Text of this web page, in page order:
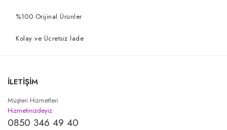
%100 Orijinal Ürünler
Kolay ve Ücretsiz İade
İLETİŞİM
Müşteri Hizmetleri
Hizmetinizdeyiz
0850 346 49 40